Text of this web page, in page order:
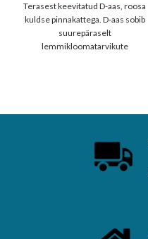
0.27€
0.32€
Terasest keevitatud D-aas, roosa
kuldse pinnakattega. D-aas sobib
suurepäraselt
lemmikloomatarvikute